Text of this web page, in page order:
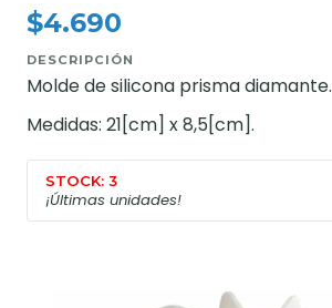
$4.690
DESCRIPCIÓN
Molde de silicona prisma diamante.
Medidas: 21[cm] x 8,5[cm].
STOCK: 3
¡Últimas unidades!